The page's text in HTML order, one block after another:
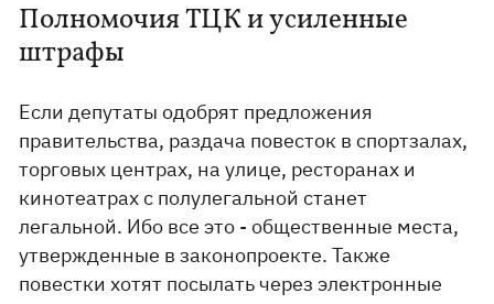
Полномочия ТЦК и усиленные
штрафы
Если депутаты одобрят предложения
правительства, раздача повесток в спортзалах,
торговых центрах, на улице, ресторанах и
кинотеатрах с полулегальной станет
легальной. Ибо все это - общественные места,
утвержденные в законопроекте. Также
повестки хотят посылать через электронные